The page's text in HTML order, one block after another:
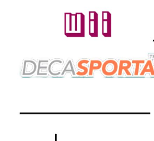
ر.س 155
ر.س